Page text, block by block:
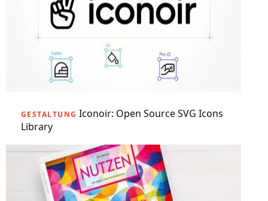
GESTALTUNG Iconoir: Open Source SVG Icons
Library